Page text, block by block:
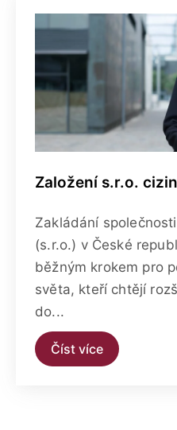
Založení s.r.o.
Zakládání
(s.r.o.) v České
běžným krokem pro
světa, kteří chtějí
do...
Číst více